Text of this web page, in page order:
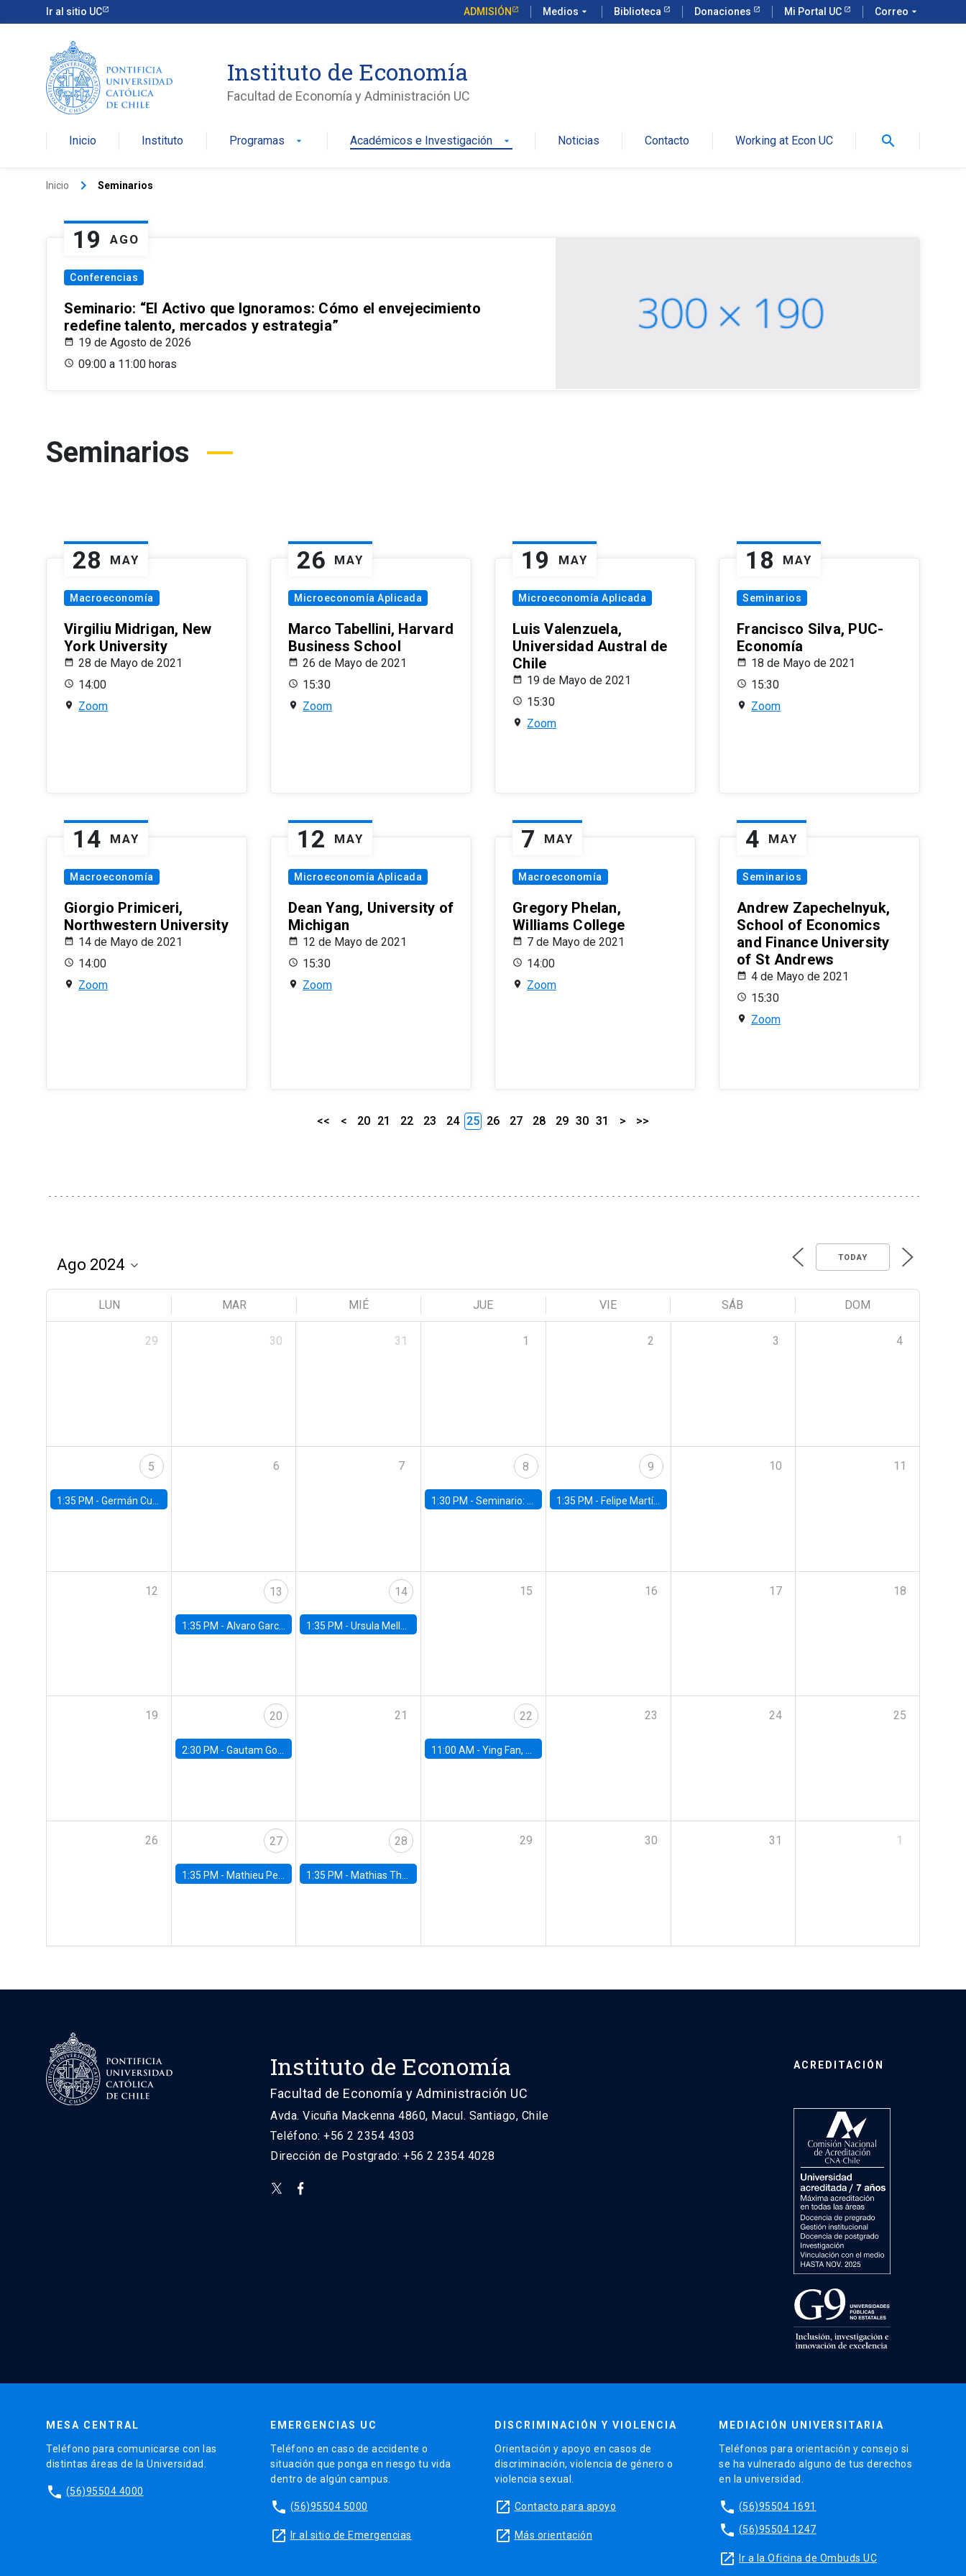
Ir al sitio UC ADMISIÓN Medios arrow_drop_down Biblioteca Donaciones Mi Portal UC Correo arrow_drop_down
Instituto de Economía
Facultad de Economía y Administración UC
Inicio Instituto Programas arrow_drop_down Académicos e Investigación arrow_drop_down Noticias Contacto Working at Econ UC search
Inicio keyboard_arrow_right Seminarios
19 AGO
Conferencias
Seminario: “El Activo que Ignoramos: Cómo el envejecimiento
redefine talento, mercados y estrategia”
19 de Agosto de 2026
09:00 a 11:00 horas
Seminarios
28 MAY
Macroeconomía
Virgiliu Midrigan, New
York University
28 de Mayo de 2021
14:00
Zoom
26 MAY
Microeconomía Aplicada
Marco Tabellini, Harvard
Business School
26 de Mayo de 2021
15:30
Zoom
19 MAY
Microeconomía Aplicada
Luis Valenzuela,
Universidad Austral de
Chile
19 de Mayo de 2021
15:30
Zoom
18 MAY
Seminarios
Francisco Silva, PUC-
Economía
18 de Mayo de 2021
15:30
Zoom
14 MAY
Macroeconomía
Giorgio Primiceri,
Northwestern University
14 de Mayo de 2021
14:00
Zoom
12 MAY
Microeconomía Aplicada
Dean Yang, University of
Michigan
12 de Mayo de 2021
15:30
Zoom
7 MAY
Macroeconomía
Gregory Phelan,
Williams College
7 de Mayo de 2021
14:00
Zoom
4 MAY
Seminarios
Andrew Zapechelnyuk,
School of Economics
and Finance University
of St Andrews
4 de Mayo de 2021
15:30
Zoom
<< < 20 21 22 23 24 25 26 27 28 29 30 31 > >>
TODAY
LUN MAR MIÉ JUE VIE SÁB DOM
29 30 31 1 2 3 4
5
1:35 PM - Germán Cubas, University of Houston
6 7 8
1:30 PM -Seminario: “Recuperando la humanidad para progresar en la era de la IA»
9
1:35 PM - Felipe Martínez, alumno Doctorado en Economía UC
10 11
12 13
1:35 PM - Alvaro Garcia-Marin, Universidad de Los Andes
14
1:35 PM -Ursula Mello, Insper - Institute of Education and Research
15 16 17 18
19 20
2:30 PM - Gautam Gowrisankaran, Columbia University
21 22
11:00 AM -Ying Fan, University of Michigan
23 24 25
26 27
1:35 PM - Mathieu Pedemonte, IDB
28
1:35 PM - Mathias Thoenig, University of Lausanne
29 30 31 1
Instituto de Economía
Facultad de Economía y Administración UC
Avda. Vicuña Mackenna 4860, Macul. Santiago, Chile
Teléfono: +56 2 2354 4303
Dirección de Postgrado: +56 2 2354 4028
ACREDITACIÓN
MESA CENTRAL
Teléfono para comunicarse con las
distintas áreas de la Universidad.
phone (56)95504 4000
EMERGENCIAS UC
Teléfono en caso de accidente o
situación que ponga en riesgo tu vida
dentro de algún campus.
phone (56)95504 5000
launch Ir al sitio de Emergencias
DISCRIMINACIÓN Y VIOLENCIA
Orientación y apoyo en casos de
discriminación, violencia de género o
violencia sexual.
launch Contacto para apoyo
launch Más orientación
MEDIACIÓN UNIVERSITARIA
Teléfonos para orientación y consejo si
se ha vulnerado alguno de tus derechos
en la universidad.
phone (56)95504 1691
phone (56)95504 1247
launch Ir a la Oficina de Ombuds UC